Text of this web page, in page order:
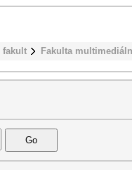
fakult Fakulta